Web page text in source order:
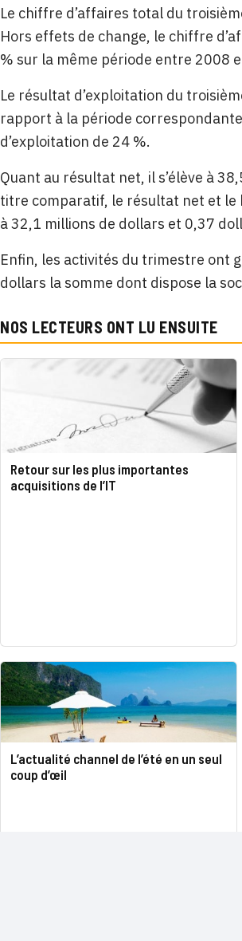
Le chiffre d’affaires total du
Hors effets de change, le chiffre
% sur la même période entre 2008
Le résultat d’exploitation du
rapport à la période
d’exploitation de 24 %.
Quant au résultat net, il s’élève à
titre comparatif, le résultat net et le
à 32,1 millions de dollars et 0,37
Enfin, les activités du trimestre ont
dollars la somme dont dispose la
NOS LECTEURS ONT LU ENSUITE
Retour sur les plus importantes
acquisitions de l’IT
L’actualité channel de l’été en un seul
coup d’œil